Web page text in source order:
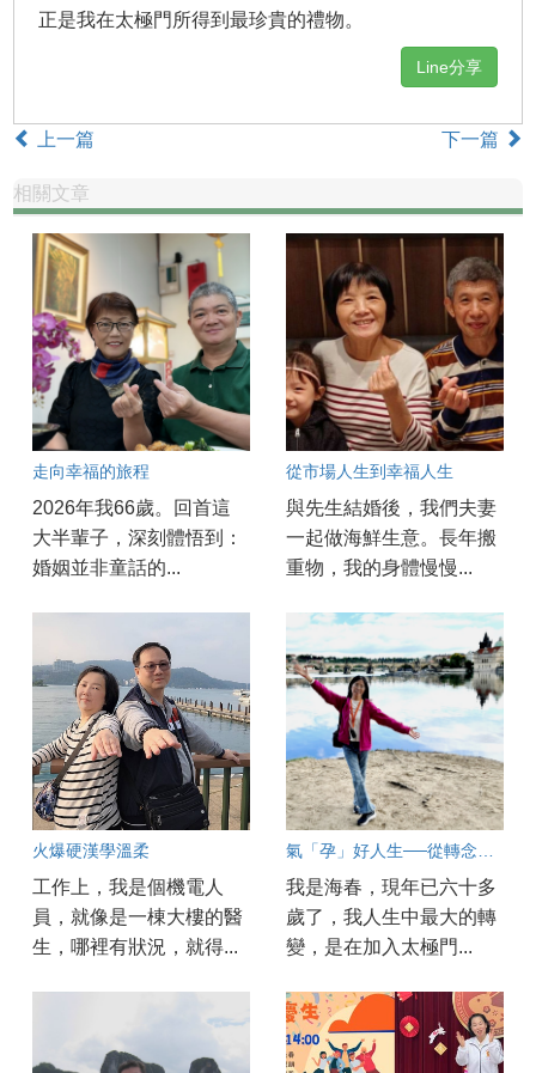
正是我在太極門所得到最珍貴的禮物。
Line分享
上一篇 下一篇
相關文章
走向幸福的旅程
2026年我66歲。回首這
大半輩子，深刻體悟到：
婚姻並非童話的...
從市場人生到幸福人生
與先生結婚後，我們夫妻
一起做海鮮生意。長年搬
重物，我的身體慢慢...
火爆硬漢學溫柔
工作上，我是個機電人
員，就像是一棟大樓的醫
生，哪裡有狀況，就得...
我是海春，現年已六十多
歲了，我人生中最大的轉
變，是在加入太極門...